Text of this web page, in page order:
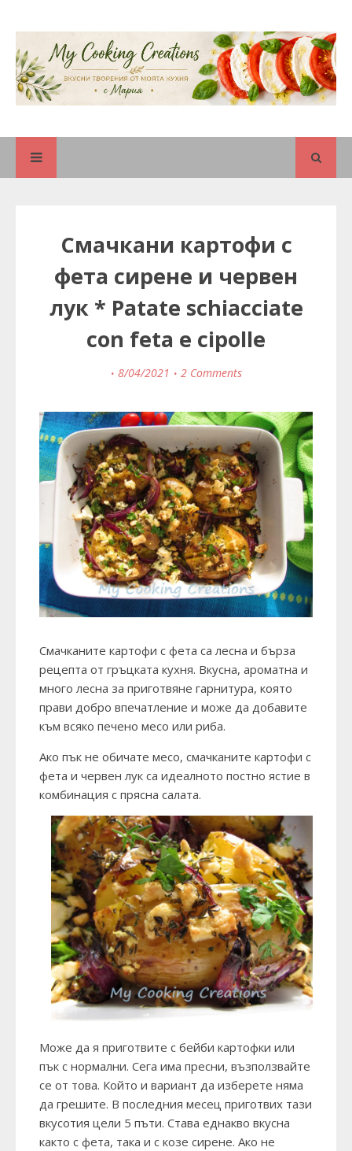
Смачкани картофи с
фета сирене и червен
лук * Patate schiacciate
con feta e cipolle
8/04/2021 2 Comments
Смачканите картофи с фета са лесна и бърза
рецепта от гръцката кухня. Вкусна, ароматна и
много лесна за приготвяне гарнитура, която
прави добро впечатление и може да добавите
към всякo печено месо или риба.
Ако пък не обичате месо, смачканите картофи с
фета и червен лук са идеалното постно ястие в
комбинация с прясна салата.
Може да я приготвите с бейби картофки или
пък с нормални. Сега има пресни, възползвайте
се от това. Който и вариант да изберете няма
да грешите. В последния месец приготвих тази
вкусотия цели 5 пъти. Става еднакво вкусна
както с фета, така и с козе сирене. Ако не